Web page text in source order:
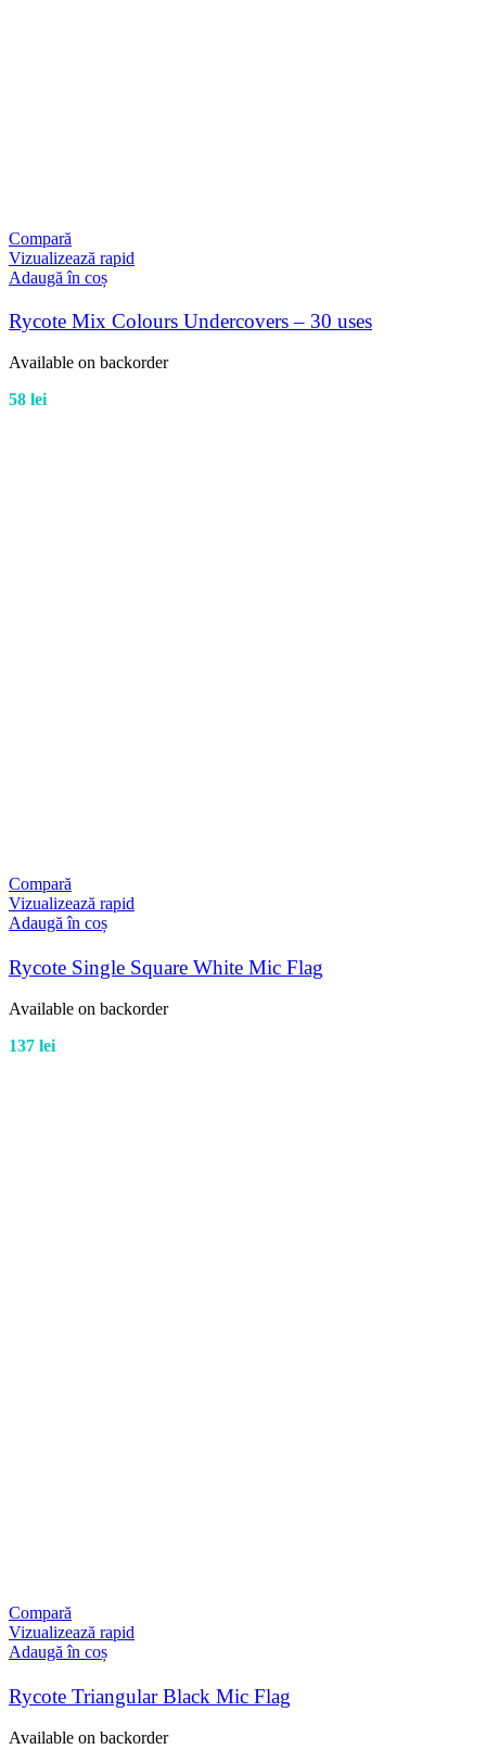
Compară
Vizualizează rapid
Adaugă în coș
Rycote Mix Colours Undercovers – 30 uses
Available on backorder
58 lei
Compară
Vizualizează rapid
Adaugă în coș
Rycote Single Square White Mic Flag
Available on backorder
137 lei
Compară
Vizualizează rapid
Adaugă în coș
Rycote Triangular Black Mic Flag
Available on backorder